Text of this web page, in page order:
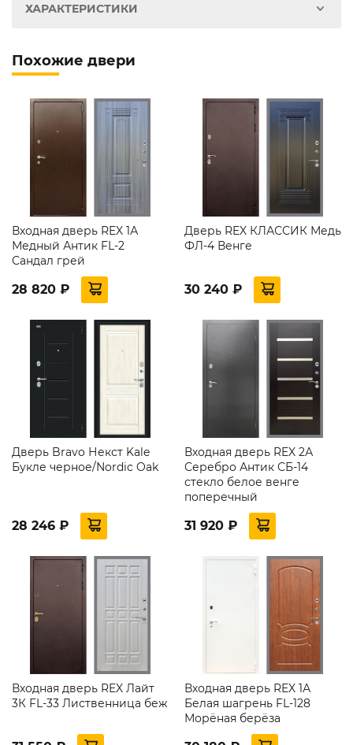
ХАРАКТЕРИСТИКИ
Похожие двери
Входная дверь REX 1А
Медный Антик FL-2
Сандал грей
28 820 ₽
Дверь REX КЛАССИК Медь
ФЛ-4 Венге
30 240 ₽
Дверь Bravo Некст Kale
Букле черное/Nordic Oak
28 246 ₽
Входная дверь REX 2А
Серебро Антик СБ-14
стекло белое венге
поперечный
31 920 ₽
Входная дверь REX Лайт
3К FL-33 Лиственница беж
Входная дверь REX 1А
Белая шагрень FL-128
Морёная берёза